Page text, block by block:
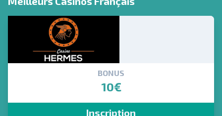
BONUS
10€
Inscription